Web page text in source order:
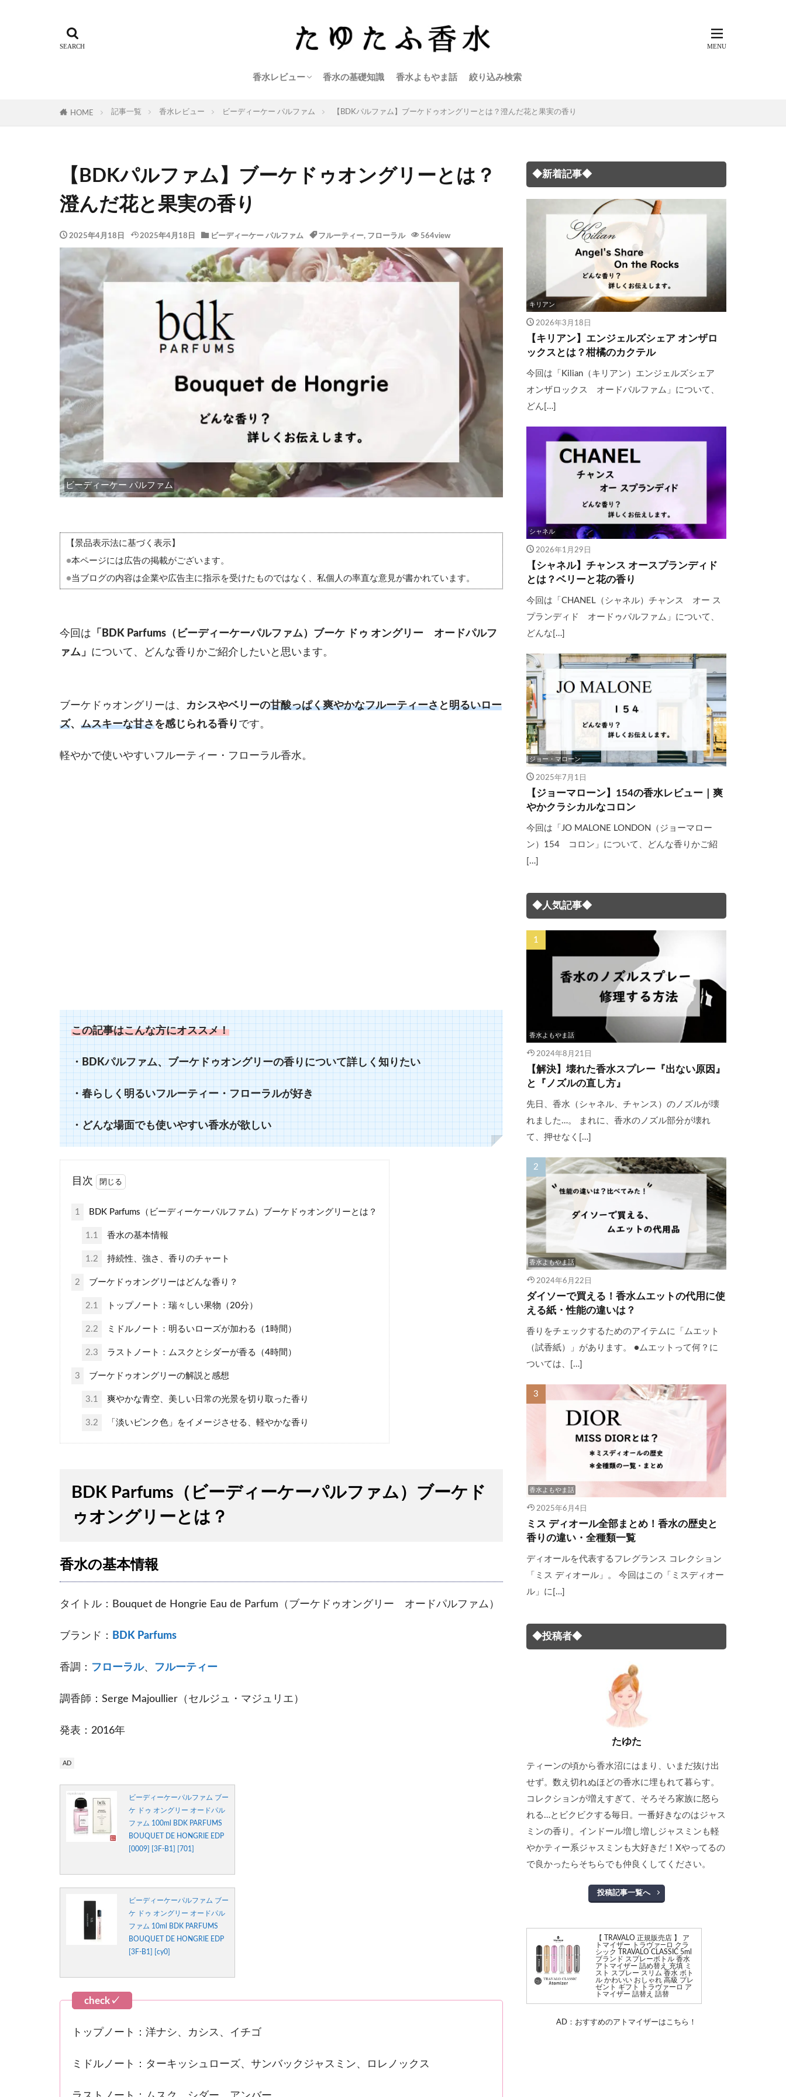
香水レビュー 香水の基礎知識 香水よもやま話 絞り込み検索
HOME 記事一覧 香水レビュー ビーディーケー パルファム 【BDKパルファム】ブーケドゥオングリーとは？澄んだ花と果実の香り
【BDKパルファム】ブーケドゥオングリーとは？
澄んだ花と果実の香り
2025年4月18日 2025年4月18日 ビーディーケー パルファム フルーティー, フローラル 564view
ビーディーケー パルファム
【景品表示法に基づく表示】
●本ページには広告の掲載がございます。
●当ブログの内容は企業や広告主に指示を受けたものではなく、私個人の率直な意見が書かれています。
今回は 「BDK Parfums（ビーディーケーパルファム）ブーケ ドゥ オングリー オードパルフ
ァム」 について、どんな香りかご紹介したいと思います。
ブーケドゥオングリーは、 カシスやベリーの甘酸っぱく爽やかなフルーティーさと明るいロー
ズ、 ムスキーな甘さを感じられる香り です。
軽やかで使いやすいフルーティー・フローラル香水。
この記事はこんな方にオススメ！
・BDKパルファム、ブーケドゥオングリーの香りについて詳しく知りたい
・春らしく明るいフルーティー・フローラルが好き
・どんな場面でも使いやすい香水が欲しい
目次
1 BDK Parfums（ビーディーケーパルファム）ブーケドゥオングリーとは？
1.1 香水の基本情報
1.2 持続性、強さ、香りのチャート
2 ブーケドゥオングリーはどんな香り？
2.1 トップノート：瑞々しい果物（20分）
2.2 ミドルノート：明るいローズが加わる（1時間）
2.3 ラストノート：ムスクとシダーが香る（4時間）
3 ブーケドゥオングリーの解説と感想
3.1 爽やかな青空、美しい日常の光景を切り取った香り
3.2 「淡いピンク色」をイメージさせる、軽やかな香り
BDK Parfums（ビーディーケーパルファム）ブーケド
ゥオングリーとは？
香水の基本情報
タイトル：Bouquet de Hongrie Eau de Parfum（ブーケドゥオングリー オードパルファム）
ブランド： BDK Parfums
香調： フローラル、 フルーティー
調香師：Serge Majoullier（セルジュ・マジュリエ）
発表：2016年
AD
ビーディーケーパルファム ブー
ケ ドゥ オングリー オードパル
ファム 100ml BDK PARFUMS
BOUQUET DE HONGRIE EDP
[0009] [3F-B1] [701]
ビーディーケーパルファム ブー
ケ ドゥ オングリー オードパル
ファム 10ml BDK PARFUMS
BOUQUET DE HONGRIE EDP
[3F-B1] [cy0]
トップノート：洋ナシ、カシス、イチゴ
ミドルノート：ターキッシュローズ、サンバックジャスミン、ロレノックス
◆新着記事◆
キリアン
2026年3月18日
【キリアン】エンジェルズシェア オンザロ
ックスとは？柑橘のカクテル
今回は「Kilian（キリアン）エンジェルズシェア
オンザロックス オードパルファム」について、
どん[…]
シャネル
2026年1月29日
【シャネル】チャンス オースプランディド
とは？ベリーと花の香り
今回は「CHANEL（シャネル）チャンス オー ス
プランディド オードゥパルファム」について、
どんな[…]
ジョー・マローン
2025年7月1日
【ジョーマローン】154の香水レビュー｜爽
やかクラシカルなコロン
今回は「JO MALONE LONDON（ジョーマロー
ン）154 コロン」について、どんな香りかご紹
[…]
◆人気記事◆
香水よもやま話
2024年8月21日
【解決】壊れた香水スプレー『出ない原因』
と『ノズルの直し方』
先日、香水（シャネル、チャンス）のノズルが壊
れました…。 まれに、香水のノズル部分が壊れ
て、押せなく[…]
香水よもやま話
2024年6月22日
ダイソーで買える！香水ムエットの代用に使
える紙・性能の違いは？
香りをチェックするためのアイテムに「ムエット
（試香紙）」があります。 ●ムエットって何？に
ついては、[…]
香水よもやま話
2025年6月4日
ミス ディオール全部まとめ！香水の歴史と
香りの違い・全種類一覧
ディオールを代表するフレグランス コレクション
「ミス ディオール」。 今回はこの「ミスディオー
ル」に[…]
◆投稿者◆
たゆた
ティーンの頃から香水沼にはまり、いまだ抜け出
せず。数え切れぬほどの香水に埋もれて暮らす。
コレクションが増えすぎて、そろそろ家族に怒ら
れる…とビクビクする毎日。一番好きなのはジャス
ミンの香り。インドール増し増しジャスミンも軽
やかティー系ジャスミンも大好きだ！Xやってるの
で良かったらそちらでも仲良くしてください。
投稿記事一覧へ
【 TRAVALO 正規販売店 】 ア
トマイザー トラヴァ—ロ クラ
シック TRAVALO CLASSIC 5ml
ブランド スプレーボトル 香水
アトマイザー 詰め替え 充填 ミ
スト スプレー スリム 香水 ボト
ル かわいい おしゃれ 高級 プレ
ゼント ギフト トラヴァーロ ア
トマイザー 詰替え 詰替
AD：おすすめのアトマイザーはこちら！